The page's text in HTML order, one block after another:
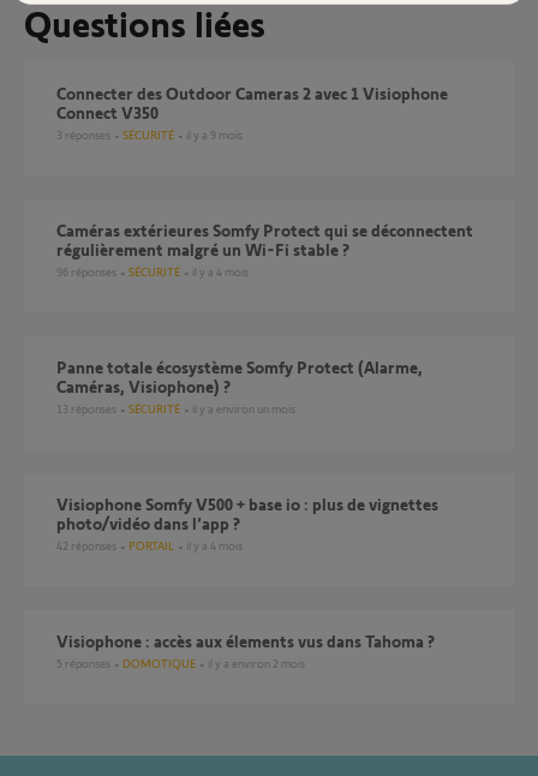
Questions liées
Connecter des Outdoor Cameras 2 avec 1 Visiophone
Connect V350
3 réponses SÉCURITÉ il y a 9 mois
Caméras extérieures Somfy Protect qui se déconnectent
régulièrement malgré un Wi-Fi stable ?
96 réponses SÉCURITÉ il y a 4 mois
Panne totale écosystème Somfy Protect (Alarme,
Caméras, Visiophone) ?
13 réponses SÉCURITÉ il y a environ un mois
Visiophone Somfy V500 + base io : plus de vignettes
photo/vidéo dans l’app ?
42 réponses PORTAIL il y a 4 mois
Visiophone : accès aux élements vus dans Tahoma ?
5 réponses DOMOTIQUE il y a environ 2 mois